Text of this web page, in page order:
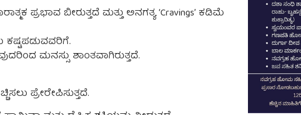
ಪ್ರಭಾವ ಬೀರುತ್ತದೆ ಮತ್ತು ಅನಗತ್ಯ ‘Cravings’ ಕಡಿಮೆ
ಮನಸ್ಸು ಶಾಂತವಾಗಿರುತ್ತದೆ.
ಪ್ರೇರೇಪಿಸುತ್ತದೆ.